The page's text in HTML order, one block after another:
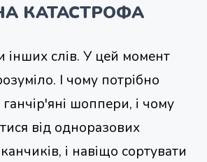
КАТАСТРОФА
інших слів. У цей момент
І чому потрібно
шоппери, і чому
від одноразових
і навіщо сортувати